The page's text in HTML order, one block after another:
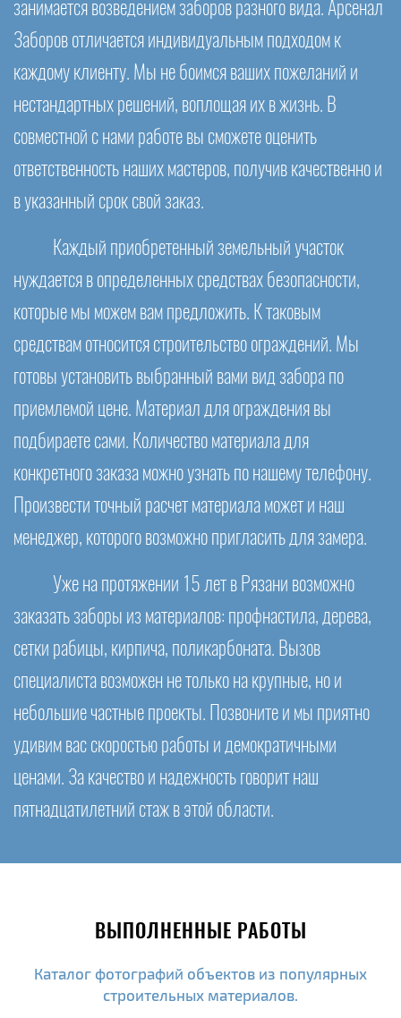
занимается возведением заборов разного вида. Арсенал
Заборов отличается индивидуальным подходом к
каждому клиенту. Мы не боимся ваших пожеланий и
нестандартных решений, воплощая их в жизнь. В
совместной с нами работе вы сможете оценить
ответственность наших мастеров, получив качественно и
в указанный срок свой заказ.
Каждый приобретенный земельный участок
нуждается в определенных средствах безопасности,
которые мы можем вам предложить. К таковым
средствам относится строительство ограждений. Мы
готовы установить выбранный вами вид забора по
приемлемой цене. Материал для ограждения вы
подбираете сами. Количество материала для
конкретного заказа можно узнать по нашему телефону.
Произвести точный расчет материала может и наш
менеджер, которого возможно пригласить для замера.
Уже на протяжении 15 лет в Рязани возможно
заказать заборы из материалов: профнастила, дерева,
сетки рабицы, кирпича, поликарбоната. Вызов
специалиста возможен не только на крупные, но и
небольшие частные проекты. Позвоните и мы приятно
удивим вас скоростью работы и демократичными
ценами. За качество и надежность говорит наш
пятнадцатилетний стаж в этой области.
ВЫПОЛНЕННЫЕ РАБОТЫ
Каталог фотографий объектов из популярных
строительных материалов.